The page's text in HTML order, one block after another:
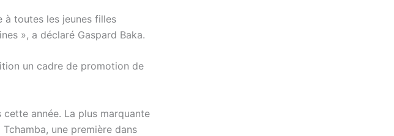
toutes les jeunes filles
», a déclaré Gaspard Baka.
un cadre de promotion de
année. La plus marquante
une première dans